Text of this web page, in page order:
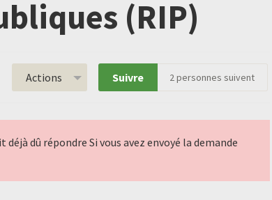
(RIP)
Actions Suivre 2personnes suivent
dû répondre Si vous avez envoyé la demande